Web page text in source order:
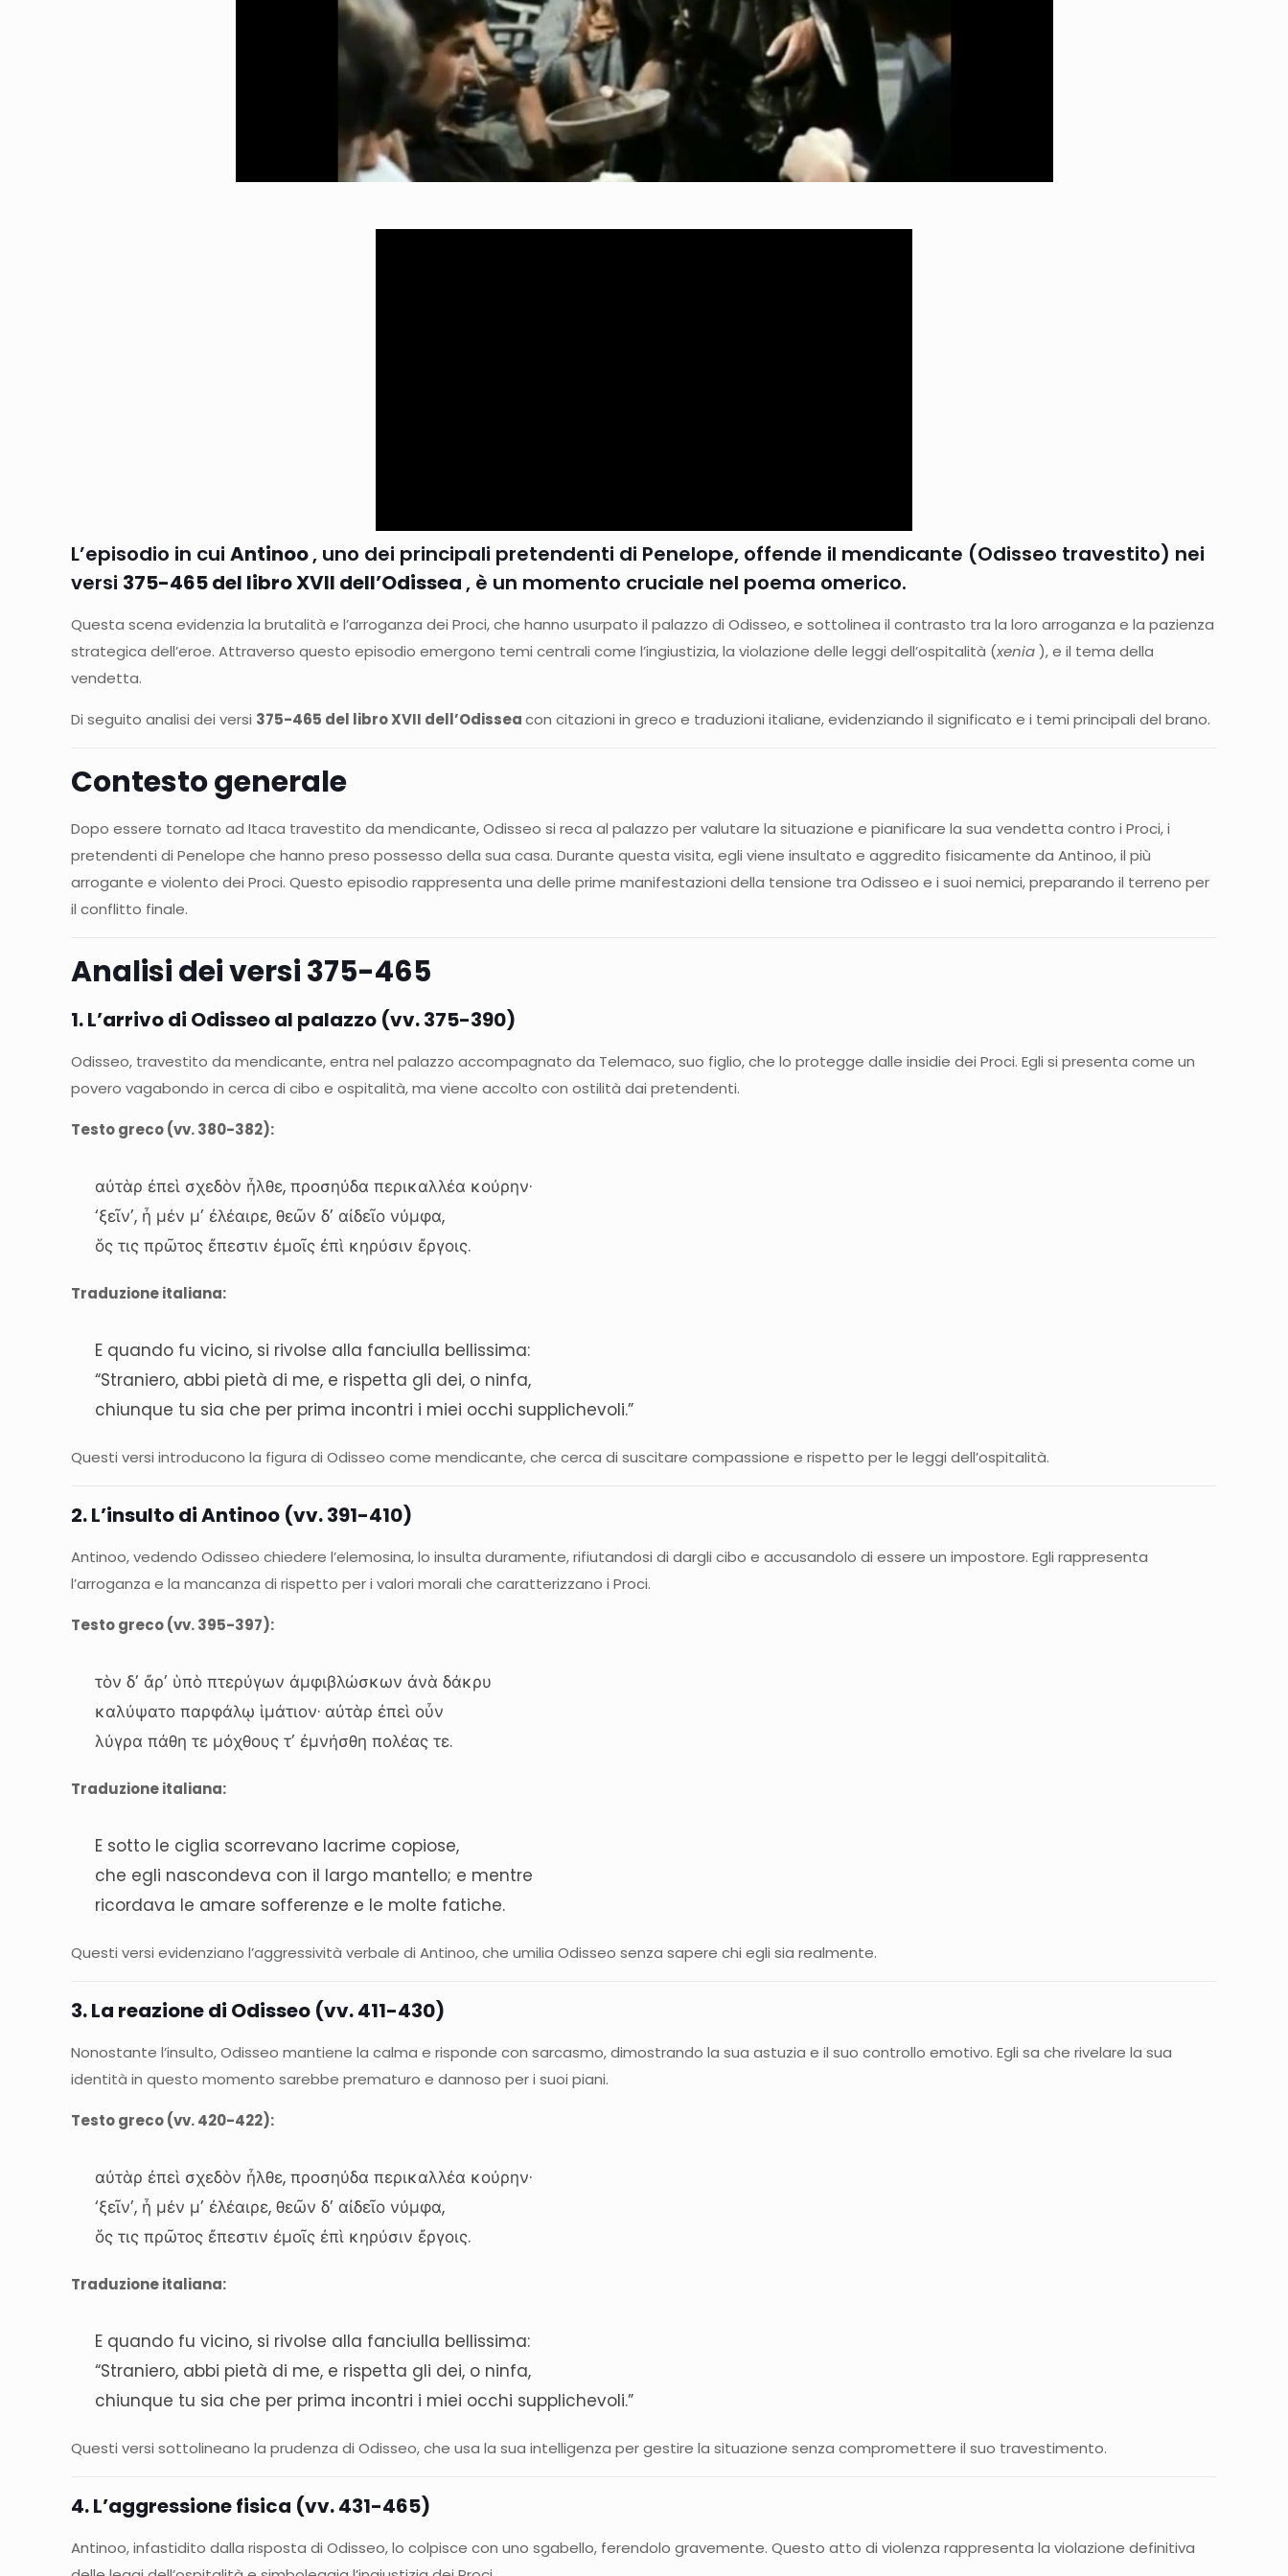
L’episodio in cuiAntinoo, uno dei principali pretendenti di Penelope, offende il mendicante (Odisseo travestito) nei
versi 375-465 del libro XVII dell’Odissea , è un momento cruciale nel poema omerico.
Questa scena evidenzia la brutalità e l’arroganza dei Proci, che hanno usurpato il palazzo di Odisseo, e sottolinea il contrasto tra la loro arroganza e la pazienza
strategica dell’eroe. Attraverso questo episodio emergono temi centrali come l’ingiustizia, la violazione delle leggi dell’ospitalità (xenia), e il tema della
vendetta.
Di seguito analisi dei versi 375-465 del libro XVII dell’Odisseacon citazioni in greco e traduzioni italiane, evidenziando il significato e i temi principali del brano.
Contesto generale
Dopo essere tornato ad Itaca travestito da mendicante, Odisseo si reca al palazzo per valutare la situazione e pianificare la sua vendetta contro i Proci, i
pretendenti di Penelope che hanno preso possesso della sua casa. Durante questa visita, egli viene insultato e aggredito fisicamente da Antinoo, il più
arrogante e violento dei Proci. Questo episodio rappresenta una delle prime manifestazioni della tensione tra Odisseo e i suoi nemici, preparando il terreno per
il conflitto finale.
Analisi dei versi 375-465
1. L’arrivo di Odisseo al palazzo (vv. 375-390)
Odisseo, travestito da mendicante, entra nel palazzo accompagnato da Telemaco, suo figlio, che lo protegge dalle insidie dei Proci. Egli si presenta come un
povero vagabondo in cerca di cibo e ospitalità, ma viene accolto con ostilità dai pretendenti.
Testo greco (vv. 380-382):
αὐτὰρ ἐπεὶ σχεδὸν ἦλθε, προσηύδα περικαλλέα κούρην·
‘ξεῖν’, ἦ μέν μ’ ἐλέαιρε, θεῶν δ’ αἰδεῖο νύμφα,
ὅς τις πρῶτος ἔπεστιν ἐμοῖς ἐπὶ κηρύσιν ἔργοις.
Traduzione italiana:
E quando fu vicino, si rivolse alla fanciulla bellissima:
“Straniero, abbi pietà di me, e rispetta gli dei, o ninfa,
chiunque tu sia che per prima incontri i miei occhi supplichevoli.”
Questi versi introducono la figura di Odisseo come mendicante, che cerca di suscitare compassione e rispetto per le leggi dell’ospitalità.
2. L’insulto di Antinoo (vv. 391-410)
Antinoo, vedendo Odisseo chiedere l’elemosina, lo insulta duramente, rifiutandosi di dargli cibo e accusandolo di essere un impostore. Egli rappresenta
l’arroganza e la mancanza di rispetto per i valori morali che caratterizzano i Proci.
Testo greco (vv. 395-397):
τὸν δ’ ἄρ’ ὑπὸ πτερύγων ἀμφιβλώσκων ἀνὰ δάκρυ
καλύψατο παρφάλῳ ἱμάτιον· αὐτὰρ ἐπεὶ οὖν
λύγρα πάθη τε μόχθους τ’ ἐμνήσθη πολέας τε.
Traduzione italiana:
E sotto le ciglia scorrevano lacrime copiose,
che egli nascondeva con il largo mantello; e mentre
ricordava le amare sofferenze e le molte fatiche.
Questi versi evidenziano l’aggressività verbale di Antinoo, che umilia Odisseo senza sapere chi egli sia realmente.
3. La reazione di Odisseo (vv. 411-430)
Nonostante l’insulto, Odisseo mantiene la calma e risponde con sarcasmo, dimostrando la sua astuzia e il suo controllo emotivo. Egli sa che rivelare la sua
identità in questo momento sarebbe prematuro e dannoso per i suoi piani.
Testo greco (vv. 420-422):
αὐτὰρ ἐπεὶ σχεδὸν ἦλθε, προσηύδα περικαλλέα κούρην·
‘ξεῖν’, ἦ μέν μ’ ἐλέαιρε, θεῶν δ’ αἰδεῖο νύμφα,
ὅς τις πρῶτος ἔπεστιν ἐμοῖς ἐπὶ κηρύσιν ἔργοις.
Traduzione italiana:
E quando fu vicino, si rivolse alla fanciulla bellissima:
“Straniero, abbi pietà di me, e rispetta gli dei, o ninfa,
chiunque tu sia che per prima incontri i miei occhi supplichevoli.”
Questi versi sottolineano la prudenza di Odisseo, che usa la sua intelligenza per gestire la situazione senza compromettere il suo travestimento.
4. L’aggressione fisica (vv. 431-465)
Antinoo, infastidito dalla risposta di Odisseo, lo colpisce con uno sgabello, ferendolo gravemente. Questo atto di violenza rappresenta la violazione definitiva